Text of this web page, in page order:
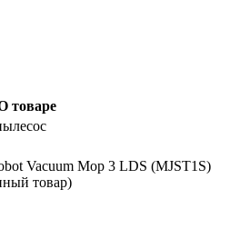
товаре
Vacuum Mop 3 LDS (MJST1S)
товар)